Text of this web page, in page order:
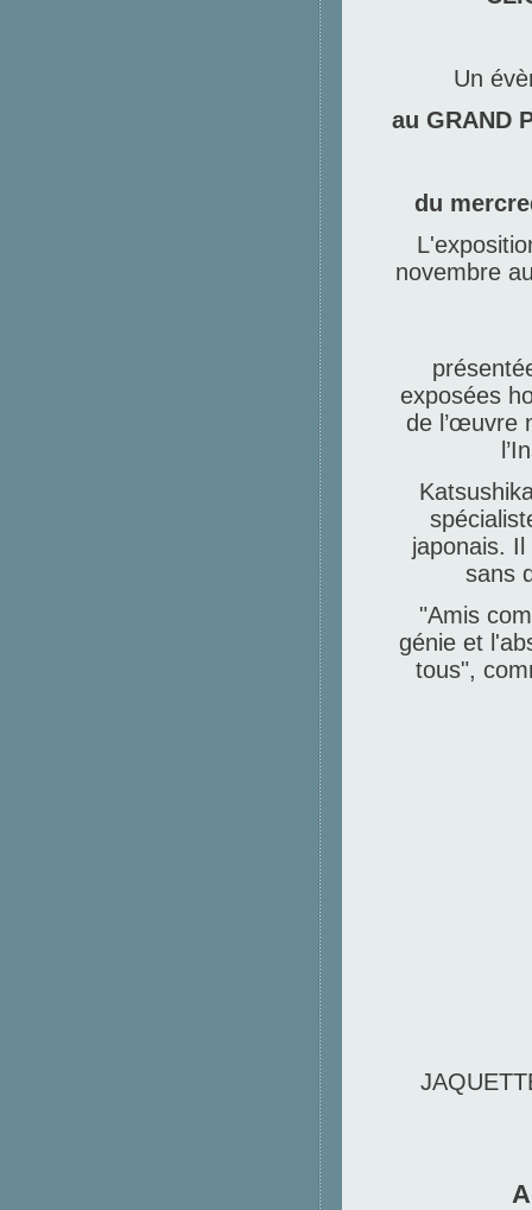
Un
au GRAND
du
novembre
exposées
de l’œuvre
japonais.
sans
"Amis
génie et
tous",